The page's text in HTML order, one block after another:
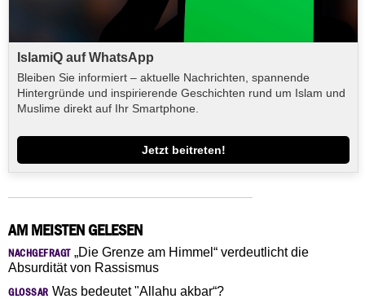
IslamiQ auf WhatsApp
Bleiben Sie informiert – aktuelle Nachrichten, spannende
Hintergründe und inspirierende Geschichten rund um Islam und
Muslime direkt auf Ihr Smartphone.
Jetzt beitreten!
AM MEISTEN GELESEN
NACHGEFRAGT„Die Grenze am Himmel“ verdeutlicht die
Absurdität von Rassismus
GLOSSAR Was bedeutet "Allahu akbar“?